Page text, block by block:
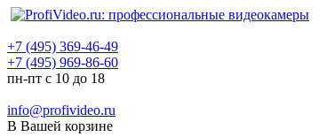
+7 (495) 369-46-49
+7 (495) 969-86-60
пн-пт с 10 до 18
info@profivideo.ru
В Вашей корзине